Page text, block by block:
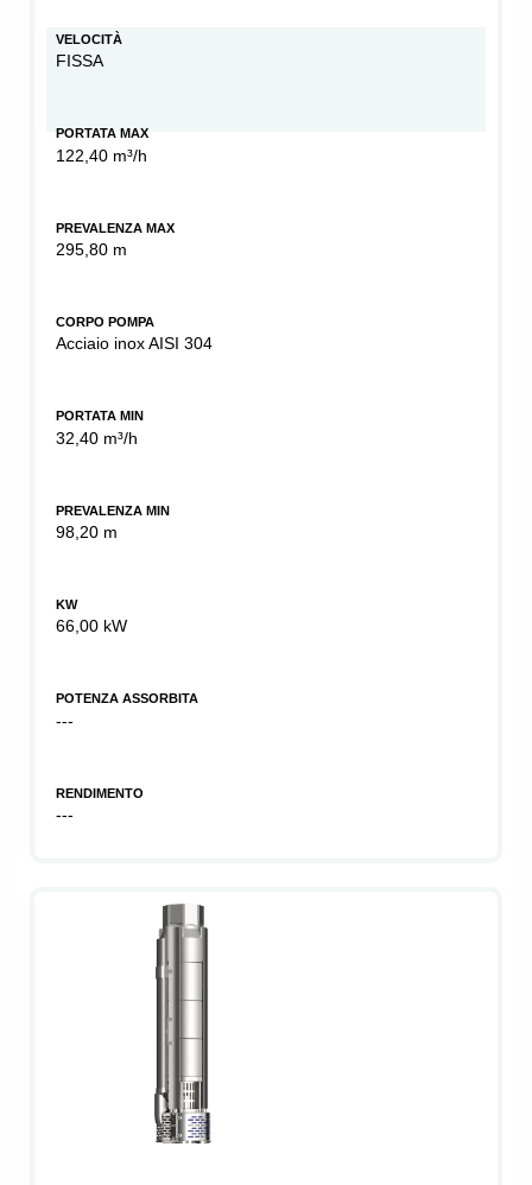
VELOCITÀ
FISSA
PORTATA MAX
122,40 m³/h
PREVALENZA MAX
295,80 m
CORPO POMPA
Acciaio inox AISI 304
PORTATA MIN
32,40 m³/h
PREVALENZA MIN
98,20 m
KW
66,00 kW
POTENZA ASSORBITA
---
RENDIMENTO
---